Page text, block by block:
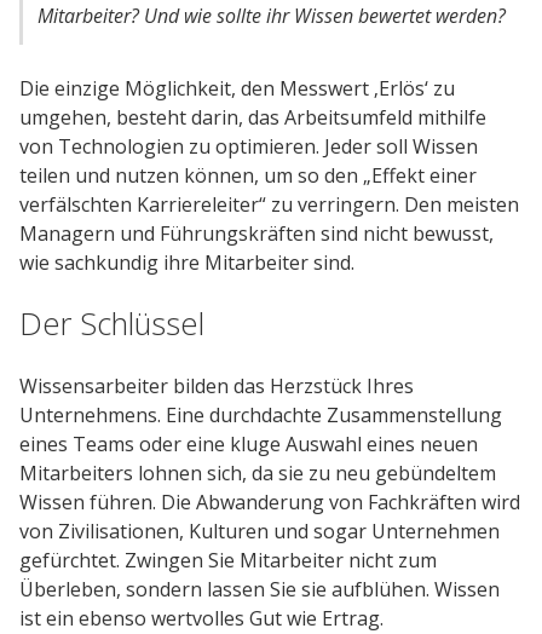
Mitarbeiter? Und wie sollte ihr Wissen bewertet werden?
Die einzige Möglichkeit, den Messwert ‚Erlös‘ zu
umgehen, besteht darin, das Arbeitsumfeld mithilfe
von Technologien zu optimieren. Jeder soll Wissen
teilen und nutzen können, um so den „Effekt einer
verfälschten Karriereleiter“ zu verringern. Den meisten
Managern und Führungskräften sind nicht bewusst,
wie sachkundig ihre Mitarbeiter sind.
Der Schlüssel
Wissensarbeiter bilden das Herzstück Ihres
Unternehmens. Eine durchdachte Zusammenstellung
eines Teams oder eine kluge Auswahl eines neuen
Mitarbeiters lohnen sich, da sie zu neu gebündeltem
Wissen führen. Die Abwanderung von Fachkräften wird
von Zivilisationen, Kulturen und sogar Unternehmen
gefürchtet. Zwingen Sie Mitarbeiter nicht zum
Überleben, sondern lassen Sie sie aufblühen. Wissen
ist ein ebenso wertvolles Gut wie Ertrag.